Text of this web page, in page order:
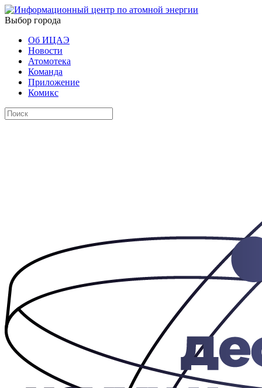
Выбор города
Об ИЦАЭ
Новости
Атомотека
Команда
Приложение
Комикс